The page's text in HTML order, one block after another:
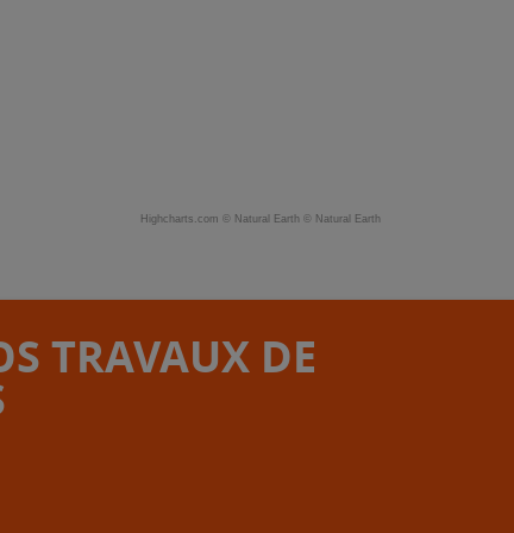
Highcharts.com © Natural Earth © Natural Earth
TRAVAUX DE